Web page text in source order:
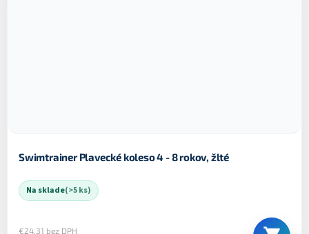
Swimtrainer Plavecké koleso 4 - 8 rokov, žlté
Na sklade(>5 ks)
€24,31 bez DPH